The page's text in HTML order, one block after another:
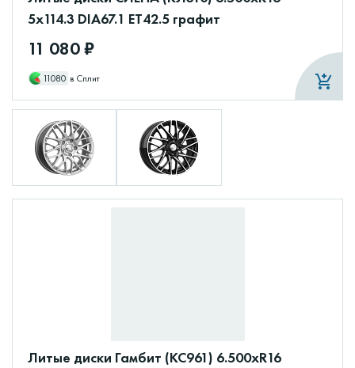
5x114.3 DIA67.1 ET42.5 графит
11 080 ₽
11080 в Сплит
Литые диски Гамбит (КС961) 6.500xR16